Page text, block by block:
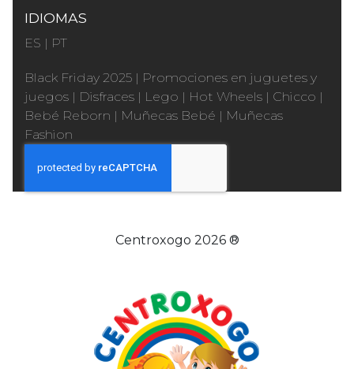
IDIOMAS
ES | PT
Black Friday 2025 | Promociones en juguetes y
juegos | Disfraces | Lego | Hot Wheels | Chicco |
Bebé Reborn | Muñecas Bebé | Muñecas
Fashion
Centroxogo 2026 ®